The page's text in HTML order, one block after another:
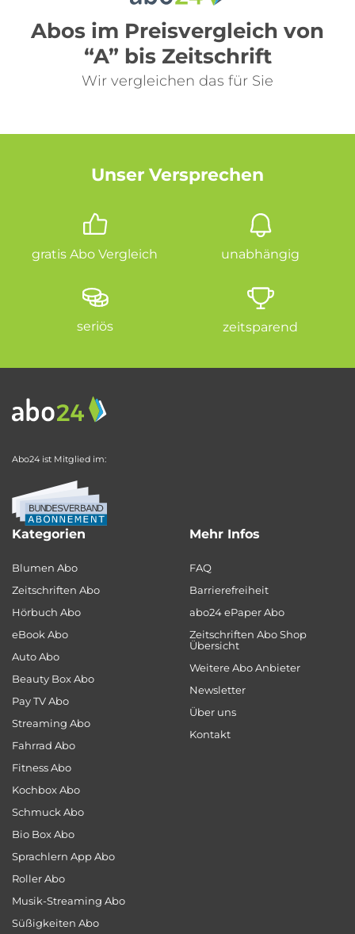
Abos im Preisvergleich von
“A” bis Zeitschrift
Wir vergleichen das für Sie
Unser Versprechen
gratis Abo Vergleich unabhängig
seriös zeitsparend
Abo24 ist Mitglied im:
Kategorien
Blumen Abo
Zeitschriften Abo
Hörbuch Abo
eBook Abo
Auto Abo
Beauty Box Abo
Pay TV Abo
Streaming Abo
Fahrrad Abo
Fitness Abo
Kochbox Abo
Schmuck Abo
Bio Box Abo
Sprachlern App Abo
Roller Abo
Musik-Streaming Abo
Süßigkeiten Abo
Mehr Infos
FAQ
Barrierefreiheit
abo24 ePaper Abo
Zeitschriften Abo Shop
Übersicht
Weitere Abo Anbieter
Newsletter
Über uns
Kontakt